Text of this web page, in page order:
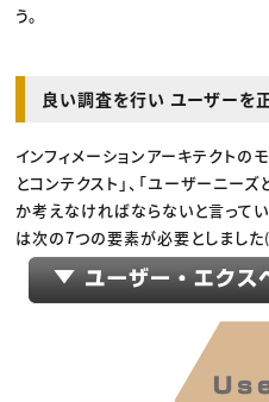
う。
良い調査を行い ユーザーを
インフィメーションアーキテクトの
とコンテクスト」、「ユーザーニー
か考えなければならないと言って
は次の7つの要素が必要としました